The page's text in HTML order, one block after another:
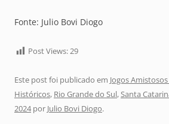
Fonte: Julio Bovi Diogo
Post Views:29
Este post foi publicado em Jogos
Históricos, Rio Grande do Sul,Santa
2024por Julio Bovi Diogo.